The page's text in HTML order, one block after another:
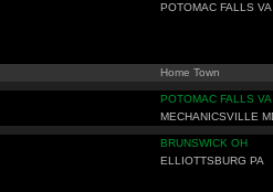
POTOMAC FALLS VA
Home Town
POTOMAC FALLS VA
MECHANICSVILLE
BRUNSWICK OH
ELLIOTTSBURG PA